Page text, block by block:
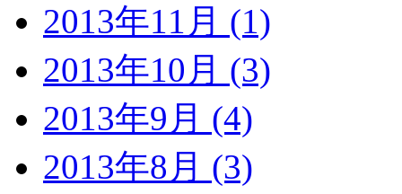
2013年11月 (1)
2013年10月 (3)
2013年9月 (4)
2013年8月 (3)